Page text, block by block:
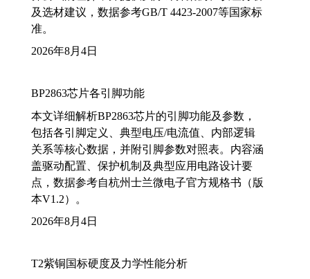
及选材建议，数据参考GB/T 4423-2007等国家标
准。
2026年8月4日
BP2863芯片各引脚功能
本文详细解析BP2863芯片的引脚功能及参数，
包括各引脚定义、典型电压/电流值、内部逻辑
关系等核心数据，并附引脚参数对照表。内容涵
盖驱动配置、保护机制及典型应用电路设计要
点，数据参考自杭州士兰微电子官方规格书（版
本V1.2）。
2026年8月4日
T2紫铜国标硬度及力学性能分析